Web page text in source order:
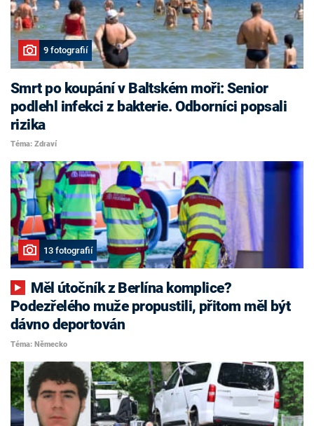
9 fotografií
Smrt po koupání v Baltském moři: Senior
podlehl infekci z bakterie. Odborníci popsali
rizika
Téma: Zdraví
13 fotografií
Podezřelého muže propustili, přitom měl být
dávno deportován
Téma: Německo